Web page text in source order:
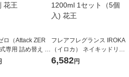
ロ（Attack ZER
専用 詰め替え メ
2300g 1セット
濯洗剤 花王
フレアフレグランス IROKA
（イロカ） ネイキッドリリ
ーの香り 柔軟剤 詰め替え 超
特大 1200ml 1セット（5個
6,582円